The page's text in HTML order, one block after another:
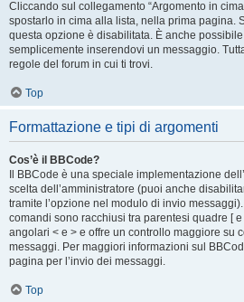
Cliccando sul collegamento “Argomento in
spostarlo in cima alla lista, nella prima pagina.
questa opzione è disabilitata. È anche
semplicemente inserendovi un messaggio.
regole del forum in cui ti trovi.
Top
Formattazione e tipi di argomenti
Cos’è il BBCode?
Il BBCode è una speciale implementazione
scelta dell’amministratore (puoi anche
tramite l’opzione nel modulo di invio
comandi sono racchiusi tra parentesi quadre [
angolari < e > e offre un controllo maggiore su
messaggi. Per maggiori informazioni sul
pagina per l’invio dei messaggi.
Top